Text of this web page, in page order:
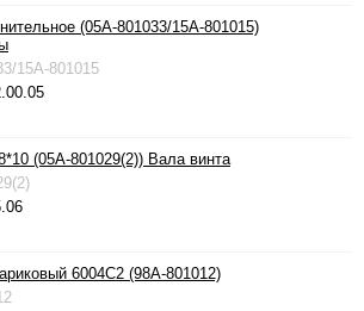
(05A-801033/15A-801015)
15A-801015
(05A-801029(2)) Вала винта
6004C2 (98A-801012)